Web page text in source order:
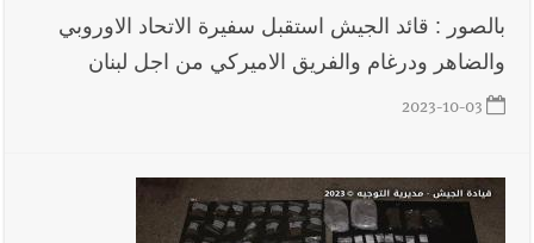
بالصور : قائد الجيش استقبل سفيرة الاتحاد الاوروبي
والضاهر ودرغام والفريق الاميركي من اجل لبنان
2023-10-03